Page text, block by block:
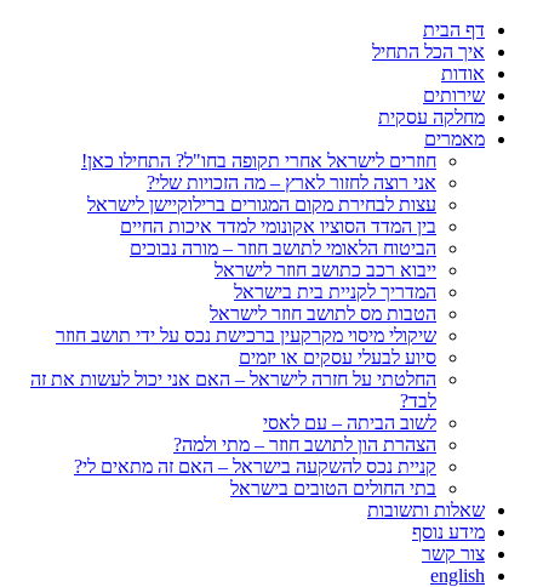
דף הבית
איך הכל התחיל
אודות
שירותים
מחלקה עסקית
מאמרים
חוזרים לישראל אחרי תקופה בחו"ל? התחילו כאן!
אני רוצה לחזור לארץ – מה הזכויות שלי?
עצות לבחירת מקום המגורים ברילוקיישן לישראל
בין המדד הסוציו אקונומי למדד איכות החיים
הביטוח הלאומי לתושב חוזר – מורה נבוכים
ייבוא רכב כתושב חוזר לישראל
המדריך לקניית בית בישראל
הטבות מס לתושב חוזר לישראל
שיקולי מיסוי מקרקעין ברכישת נכס על ידי תושב חוזר
סיוע לבעלי עסקים או יזמים
החלטתי על חזרה לישראל – האם אני יכול לעשות את זה
לבד?
לשוב הביתה – עם לאסי
הצהרת הון לתושב חוזר – מתי ולמה?
קניית נכס להשקעה בישראל – האם זה מתאים לי?
בתי החולים הטובים בישראל
שאלות ותשובות
מידע נוסף
צור קשר
english